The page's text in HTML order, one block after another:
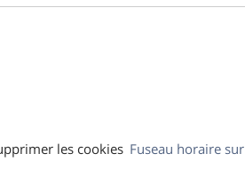
Fuseau horaire sur
les cookies